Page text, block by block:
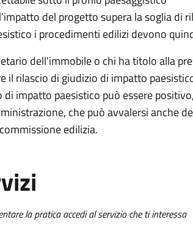
del progetto supera la soglia di
i procedimenti edilizi devono
dell'immobile o chi ha titolo alla
il rilascio di giudizio di impatto
di impatto paesistico può essere
che può avvalersi anche
edilizia.
la pratica accedi al servizio che ti interessa